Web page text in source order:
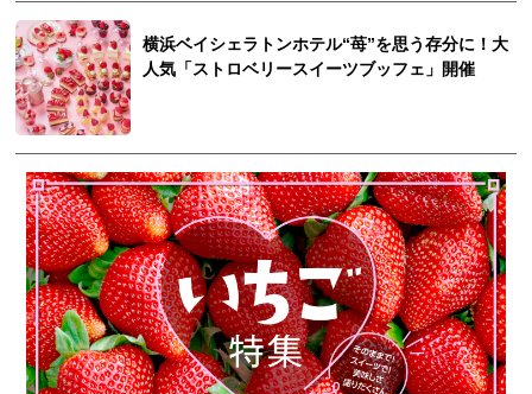
横浜ベイシェラトンホテル“苺”を思う存分に！大
人気「ストロベリースイーツブッフェ」開催